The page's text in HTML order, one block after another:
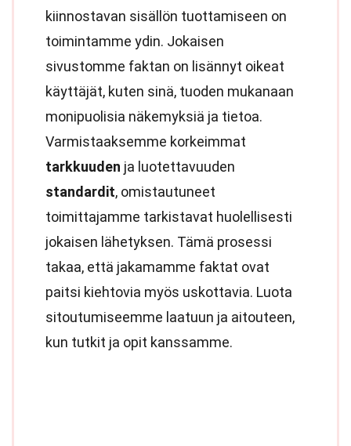
kiinnostavan sisällön tuottamiseen on
toimintamme ydin. Jokaisen
sivustomme faktan on lisännyt oikeat
käyttäjät, kuten sinä, tuoden mukanaan
monipuolisia näkemyksiä ja tietoa.
Varmistaaksemme korkeimmat
tarkkuuden ja luotettavuuden
standardit, omistautuneet
toimittajamme tarkistavat huolellisesti
jokaisen lähetyksen. Tämä prosessi
takaa, että jakamamme faktat ovat
paitsi kiehtovia myös uskottavia. Luota
sitoutumiseemme laatuun ja aitouteen,
kun tutkit ja opit kanssamme.